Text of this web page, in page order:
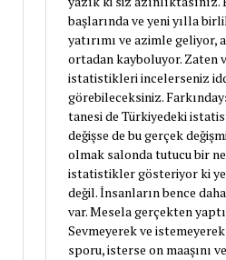
başlarında ve yeni yılla
yatırımı ve azimle geliyor,
ortadan kayboluyor. Zaten
istatistikleri incelerseniz
görebileceksiniz.
tanesi de Türkiyedeki
değişse de bu gerçek
olmak salonda tutucu bir
istatistikler gösteriyor ki
değil. İnsanların bence
var. Mesela gerçekten
Sevmeyerek ve
sporu, isterse on maaşını